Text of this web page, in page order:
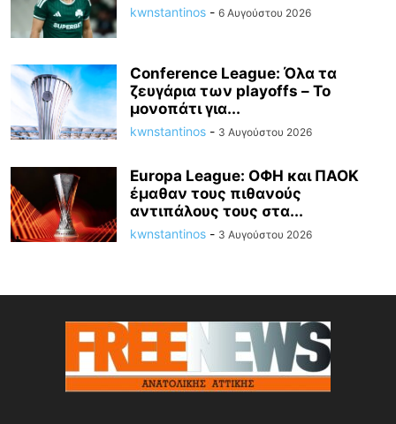
kwnstantinos - 6 Αυγούστου 2026
Conference League: Όλα τα
ζευγάρια των playoffs – Το
μονοπάτι για...
kwnstantinos - 3 Αυγούστου 2026
Europa League: ΟΦΗ και ΠΑΟΚ
έμαθαν τους πιθανούς
αντιπάλους τους στα...
kwnstantinos - 3 Αυγούστου 2026